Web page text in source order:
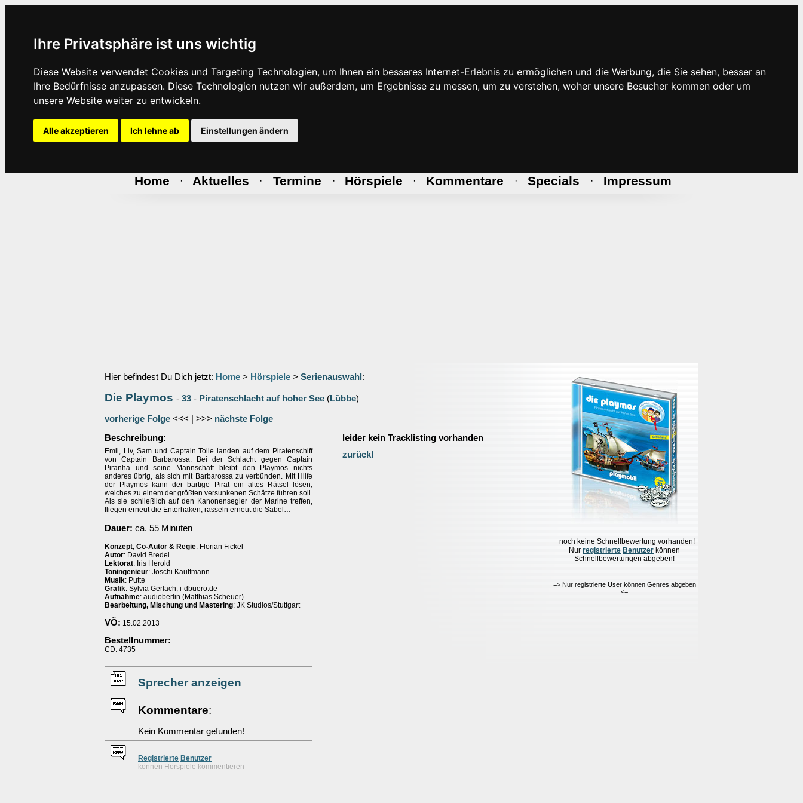
Ihre Privatsphäre ist uns wichtig
Diese Website verwendet Cookies und Targeting Technologien, um Ihnen ein besseres Internet-Erlebnis zu ermöglichen und die Werbung, die Sie sehen, besser an
Ihre Bedürfnisse anzupassen. Diese Technologien nutzen wir außerdem, um Ergebnisse zu messen, um zu verstehen, woher unsere Besucher kommen oder um
unsere Website weiter zu entwickeln.
Alle akzeptieren Ich lehne ab Einstellungen ändern
Home · Aktuelles · Termine · Hörspiele · Kommentare · Specials · Impressum
Hier befindest Du Dich jetzt: Home > Hörspiele > Serienauswahl :
Die Playmos - 33 - Piratenschlacht auf hoher See (Lübbe)
vorherige Folge <<< | >>> nächste Folge
noch keine Schnellbewertung vorhanden!
Nur registrierte Benutzer können
Schnellbewertungen abgeben!
=> Nur registrierte User können Genres abgeben
<=
Beschreibung:
Emil, Liv, Sam und Captain Tolle landen auf dem Piratenschiff
von Captain Barbarossa. Bei der Schlacht gegen Captain
Piranha und seine Mannschaft bleibt den Playmos nichts
anderes übrig, als sich mit Barbarossa zu verbünden. Mit Hilfe
der Playmos kann der bärtige Pirat ein altes Rätsel lösen,
welches zu einem der größten versunkenen Schätze führen soll.
Als sie schließlich auf den Kanonensegler der Marine treffen,
fliegen erneut die Enterhaken, rasseln erneut die Säbel…
Dauer: ca. 55 Minuten
Konzept, Co-Autor & Regie: Florian Fickel
Autor: David Bredel
Lektorat: Iris Herold
Toningenieur: Joschi Kauffmann
Musik: Putte
Grafik: Sylvia Gerlach, i-dbuero.de
Aufnahme: audioberlin (Matthias Scheuer)
Bearbeitung, Mischung und Mastering: JK Studios/Stuttgart
VÖ: 15.02.2013
Bestellnummer:
CD: 4735
Sprecher anzeigen
Kommentare:
Kein Kommentar gefunden!
Registrierte Benutzer
können Hörspiele kommentieren
leider kein Tracklisting vorhanden
zurück!